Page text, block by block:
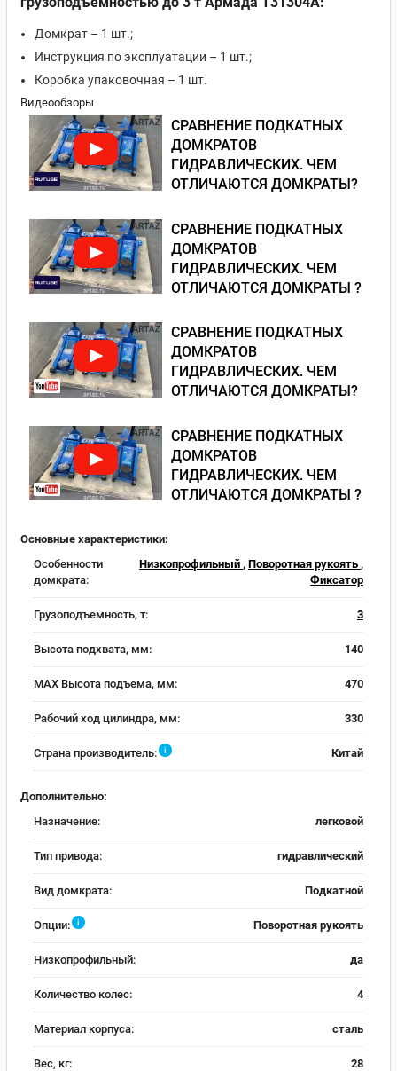
Домкрат – 1 шт.;
Инструкция по эксплуатации – 1 шт.;
Коробка упаковочная – 1 шт.
Видеообзоры
СРАВНЕНИЕ ПОДКАТНЫХ
ДОМКРАТОВ
ГИДРАВЛИЧЕСКИХ. ЧЕМ
ОТЛИЧАЮТСЯ ДОМКРАТЫ?
СРАВНЕНИЕ ПОДКАТНЫХ
ДОМКРАТОВ
ГИДРАВЛИЧЕСКИХ. ЧЕМ
ОТЛИЧАЮТСЯ ДОМКРАТЫ ?
СРАВНЕНИЕ ПОДКАТНЫХ
ДОМКРАТОВ
ГИДРАВЛИЧЕСКИХ. ЧЕМ
ОТЛИЧАЮТСЯ ДОМКРАТЫ?
СРАВНЕНИЕ ПОДКАТНЫХ
ДОМКРАТОВ
ГИДРАВЛИЧЕСКИХ. ЧЕМ
ОТЛИЧАЮТСЯ ДОМКРАТЫ ?
Основные характеристики:
Особенности
домкрата:
Низкопрофильный , Поворотная рукоять ,
Фиксатор
Грузоподъемность, т: 3
Высота подхвата, мм: 140
MAX Высота подъема, мм: 470
Рабочий ход цилиндра, мм: 330
Страна производитель: i Китай
Дополнительно:
Назначение:
легковой
Тип привода: гидравлический
Вид домкрата: Подкатной
Опции: i Поворотная рукоять
Низкопрофильный: да
Количество колес: 4
Материал корпуса: сталь
Вес, кг: 28